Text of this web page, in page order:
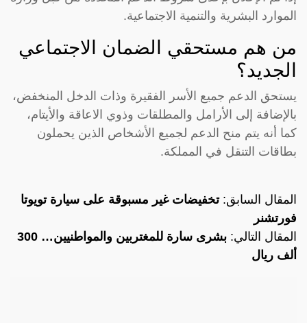
الموارد البشرية والتنمية الاجتماعية.
من هم مستحقي الضمان الاجتماعي
الجديد؟
يستحق الدعم جميع الأسر الفقيرة وذات الدخل المنخفض،
بالإضافة إلى الأرامل والمطلقات وذوي الاعاقة والأيتام،
كما أنه يتم منح الدعم لجميع الأشخاص الذين يحملون
بطاقات التنقل في المملكة.
المقال السابق:تخفيضات غير مسبوقة على سيارة تويوتا
فورتشنر
المقال التالي:
بشرى سارة للمغتربين والمواطنيين… 300
ألف ريال